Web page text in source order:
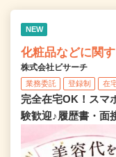
NEW
化粧品などに関
株式会社ビサーチ
業務委託 登録制 在
完全在宅OK！スマ
験歓迎♪履歴書・面